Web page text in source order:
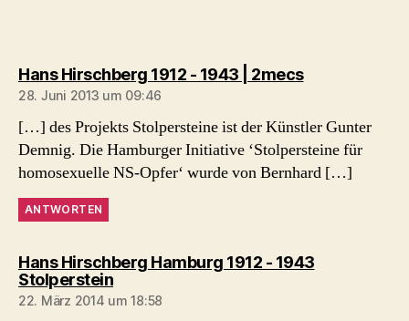
Hans Hirschberg 1912 - 1943 | 2mecssagt:
28. Juni 2013 um 09:46
[…] des Projekts Stolpersteine ist der Künstler Gunter
Demnig. Die Hamburger Initiative ‘Stolpersteine für
homosexuelle NS-Opfer‘ wurde von Bernhard […]
ANTWORTEN
Hans Hirschberg Hamburg 1912 - 1943
Stolpersteinsagt:
22. März 2014 um 18:58